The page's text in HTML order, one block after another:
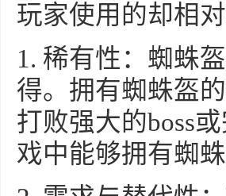
玩家使用的却相
1. 稀有性：蜘蛛
得。拥有蜘蛛盔
打败强大的boss
戏中能够拥有蜘